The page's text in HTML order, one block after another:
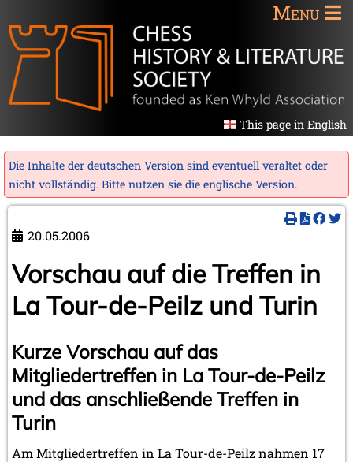
Menu
This page in English
Die Inhalte der deutschen Version sind eventuell veraltet oder
nicht vollständig. Bitte nutzen sie die englische Version.
20.05.2006
Vorschau auf die Treffen in
La Tour-de-Peilz und Turin
Kurze Vorschau auf das
Mitgliedertreffen in La Tour-de-Peilz
und das anschließende Treffen in
Turin
Am Mitgliedertreffen in La Tour-de-Peilz nahmen 17